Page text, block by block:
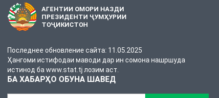
АГЕНТИИ ОМОРИ НАЗДИ
ПРЕЗИДЕНТИ ҶУМҲУРИИ
ТОҶИКИСТОН
Последнее обновление сайта: 11.05.2025
Ҳангоми истифодаи маводи дар ин сомона нашршуда
истинод ба www.stat.tj лозим аст.
БА ХАБАРҲО ОБУНА ШАВЕД